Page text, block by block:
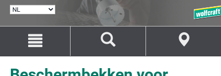
springen
navigatie
springen